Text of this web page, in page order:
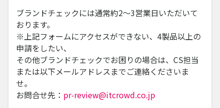
ブランドチェックには通常約2～3営業日いただいて
おります。
※上記フォームにアクセスができない、4製品以上の
申請をしたい、
その他ブランドチェックでお困りの場合は、CS担当
または以下メールアドレスまでご連絡くださいま
せ。
お問合せ先： pr-review@itcrowd.co.jp